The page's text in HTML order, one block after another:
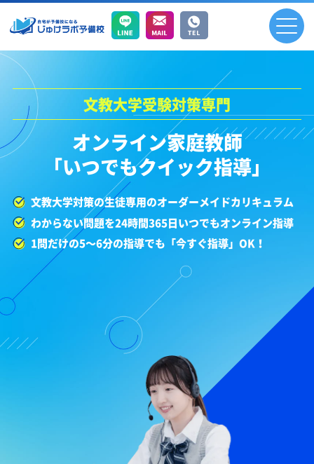
文教大学受験対策専門
オンライン家庭教師
「いつでもクイック指導」
文教大学対策の生徒専用のオーダーメイドカリキュラム
わからない問題を24時間365日いつでもオンライン指導
1問だけの5～6分の指導でも「今すぐ指導」OK！